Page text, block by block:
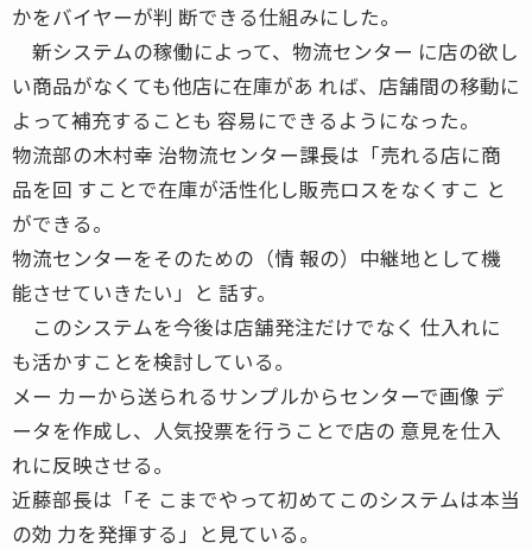
かをバイヤーが判 断できる仕組みにした。
新システムの稼働によって、物流センター に店の欲し
い商品がなくても他店に在庫があ れば、店舗間の移動に
よって補充することも 容易にできるようになった。
物流部の木村幸 治物流センター課長は「売れる店に商
品を回 すことで在庫が活性化し販売ロスをなくすこ と
ができる。
物流センターをそのための（情 報の）中継地として機
能させていきたい」と 話す。
このシステムを今後は店舗発注だけでなく 仕入れに
も活かすことを検討している。
メー カーから送られるサンプルからセンターで画像 デ
ータを作成し、人気投票を行うことで店の 意見を仕入
れに反映させる。
近藤部長は「そ こまでやって初めてこのシステムは本当
の効 力を発揮する」と見ている。